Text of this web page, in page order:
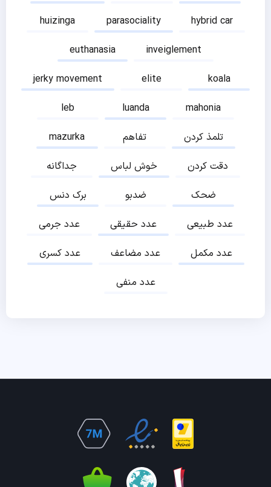
huizinga
parasociality
hybrid car
euthanasia
inveiglement
jerky movement
elite
koala
leb
luanda
mahonia
mazurka
تفاهم
تلمذ کردن
جداگانه
خوش لباس
دقت کردن
برک دنس
ضدبو
ضحک
عدد جرمی
عدد حقیقی
عدد طبیعی
عدد کسری
عدد مضاعف
عدد مکمل
عدد منفی